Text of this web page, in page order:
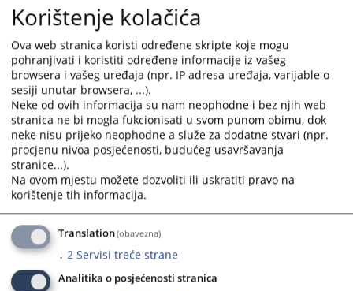
Kako mogu doći do sudije u
postupku?
Do sudije koji sudi u Vašem postupku nije dozvoljeno dolaziti bez poziva. Za
sve informacije o Vašem predmetu obratite se prijemnoj kancelariji, ili putem
telefona 056/440-661
Prikazana vijest je na: Bosanski jezik
1984PREGLEDA
Korištenje kolačića
Ova web stranica koristi određene skripte koje mogu
pohranjivati i koristiti određene informacije iz vašeg
browsera i vašeg uređaja (npr. IP adresa uređaja, varijable o
sesiji unutar browsera, ...).
Neke od ovih informacija su nam neophodne i bez njih web
stranica ne bi mogla fukcionisati u svom punom obimu, dok
neke nisu prijeko neophodne a služe za dodatne stvari (npr.
procjenu nivoa posjećenosti, budućeg usavršavanja
stranice...).
Na ovom mjestu možete dozvoliti ili uskratiti pravo na
korištenje tih informacija.
Translation(obavezna)
↓ 2 Servisi treće strane
Analitika o posjećenosti stranica